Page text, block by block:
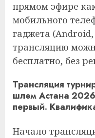
прямом эфире
мобильного
гаджета
трансляцию
бесплатно, без
Трансляция
шлем Астана
первый.
Начало